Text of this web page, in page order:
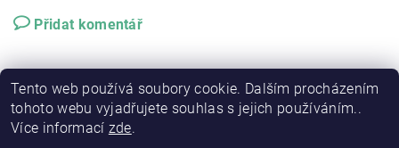
Přidat komentář
Tento web používá soubory cookie. Dalším procházením
tohoto webu vyjadřujete souhlas s jejich používáním..
Více informací zde.